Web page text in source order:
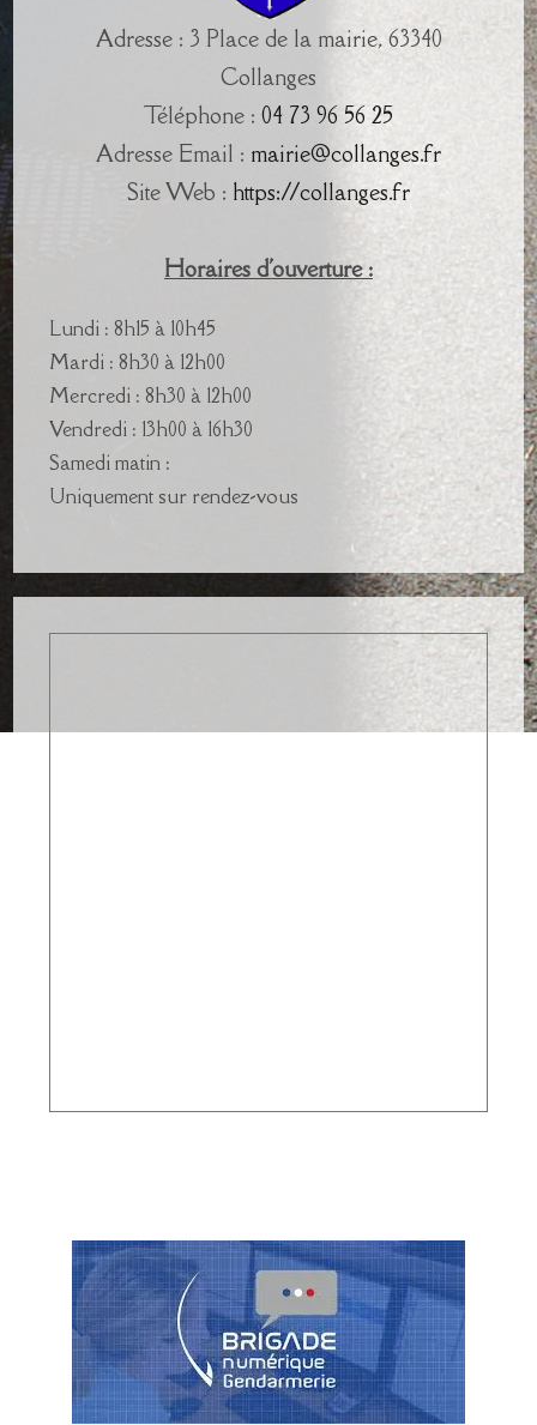
Adresse : 3 Place de la mairie, 63340
Collanges
Téléphone : 04 73 96 56 25
Adresse Email : mairie@collanges.fr
Site Web : https://collanges.fr
Horaires d'ouverture :
Lundi : 8h15 à 10h45
Mardi : 8h30 à 12h00
Mercredi : 8h30 à 12h00
Vendredi : 13h00 à 16h30
Samedi matin :
Uniquement sur rendez-vous